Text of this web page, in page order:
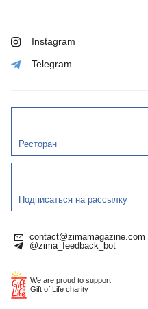
Instagram
Telegram
Ресторан
Подписаться на рассылку
contact@zimamagazine.com
@zima_feedback_bot
We are proud to support
Gift of Life charity